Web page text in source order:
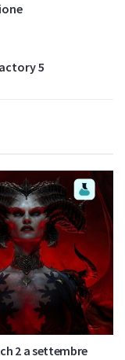
5
2 a settembre